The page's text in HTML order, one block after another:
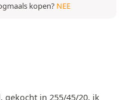
kopen? NEE
gekocht in 255/45/20, ik